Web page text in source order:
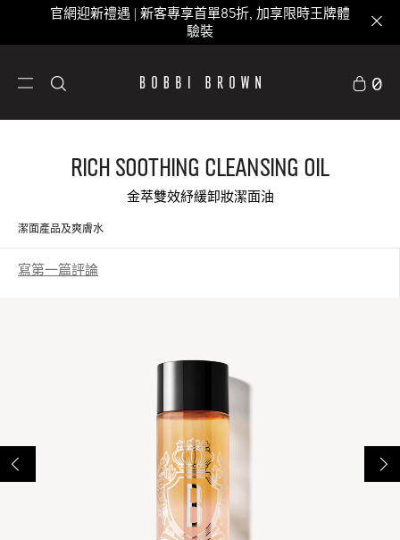
官網迎新禮遇 | 新客專享首單85折, 加享限時王牌體
驗裝
0
Rich Soothing Cleansing Oil
金萃雙效紓緩卸妝潔面油
潔面產品及爽膚水
寫第一篇評論